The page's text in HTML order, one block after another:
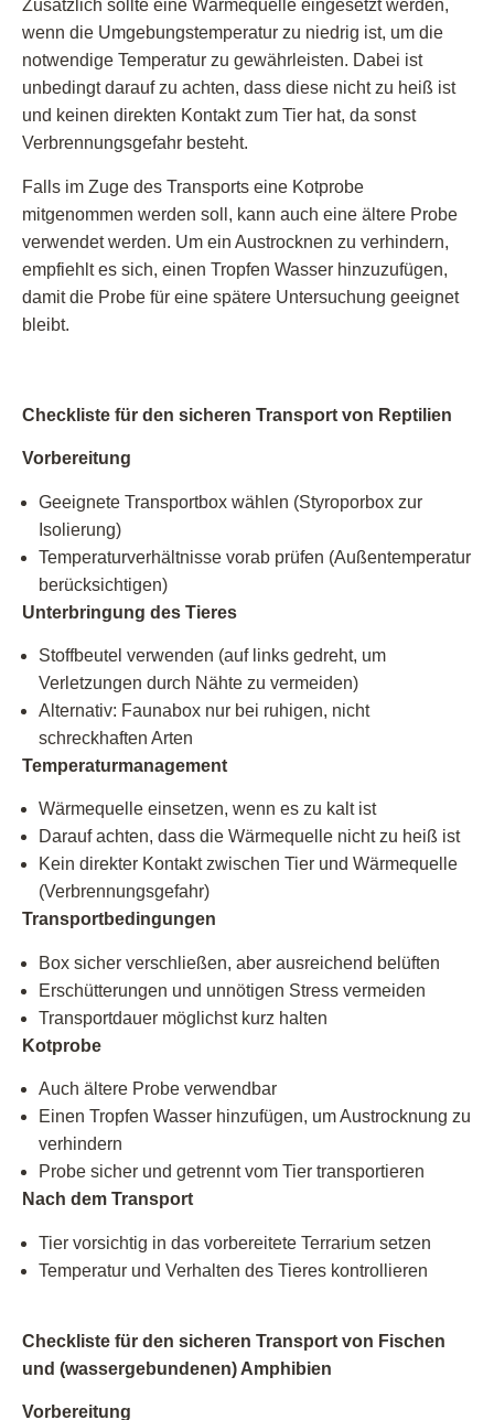
Zusätzlich sollte eine Wärmequelle eingesetzt werden,
wenn die Umgebungstemperatur zu niedrig ist, um die
notwendige Temperatur zu gewährleisten. Dabei ist
unbedingt darauf zu achten, dass diese nicht zu heiß ist
und keinen direkten Kontakt zum Tier hat, da sonst
Verbrennungsgefahr besteht.
Falls im Zuge des Transports eine Kotprobe
mitgenommen werden soll, kann auch eine ältere Probe
verwendet werden. Um ein Austrocknen zu verhindern,
empfiehlt es sich, einen Tropfen Wasser hinzuzufügen,
damit die Probe für eine spätere Untersuchung geeignet
bleibt.
Checkliste für den sicheren Transport von Reptilien
Vorbereitung
Geeignete Transportbox wählen (Styroporbox zur
Isolierung)
Temperaturverhältnisse vorab prüfen (Außentemperatur
berücksichtigen)
Unterbringung des Tieres
Stoffbeutel verwenden (auf links gedreht, um
Verletzungen durch Nähte zu vermeiden)
Alternativ: Faunabox nur bei ruhigen, nicht
schreckhaften Arten
Temperaturmanagement
Wärmequelle einsetzen, wenn es zu kalt ist
Darauf achten, dass die Wärmequelle nicht zu heiß ist
Kein direkter Kontakt zwischen Tier und Wärmequelle
(Verbrennungsgefahr)
Transportbedingungen
Box sicher verschließen, aber ausreichend belüften
Erschütterungen und unnötigen Stress vermeiden
Transportdauer möglichst kurz halten
Kotprobe
Auch ältere Probe verwendbar
Einen Tropfen Wasser hinzufügen, um Austrocknung zu
verhindern
Probe sicher und getrennt vom Tier transportieren
Nach dem Transport
Tier vorsichtig in das vorbereitete Terrarium setzen
Temperatur und Verhalten des Tieres kontrollieren
Checkliste für den sicheren Transport von Fischen
und (wassergebundenen) Amphibien
Vorbereitung